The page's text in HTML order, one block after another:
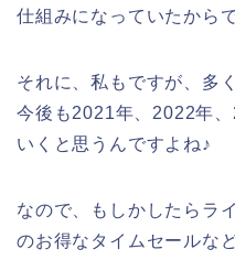
仕組みになっていたからで
それに、私もですが、多
今後も2021年、2022年
いくと思うんですよね♪
なので、もしかしたらラ
のお得なタイムセールな